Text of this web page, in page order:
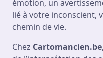
émotion, un
lié à votre inconscient,
chemin de vie.
Chez Cartomancien.be